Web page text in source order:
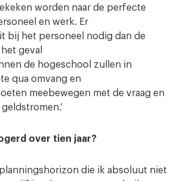
worden naar de perfecte
en werk. Er
bij het personeel nodig dan de
geval
de hogeschool zullen in
qua omvang en
meebewegen met de vraag en
over tien jaar?
planningshorizon die ik absoluut niet